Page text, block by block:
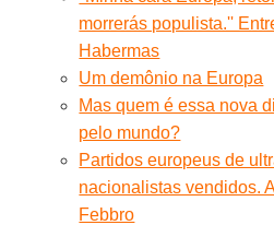
morrerás populista.''
Habermas
Um demônio na Europa
Mas quem é essa nova
pelo mundo?
Partidos europeus de
nacionalistas vendidos.
Febbro